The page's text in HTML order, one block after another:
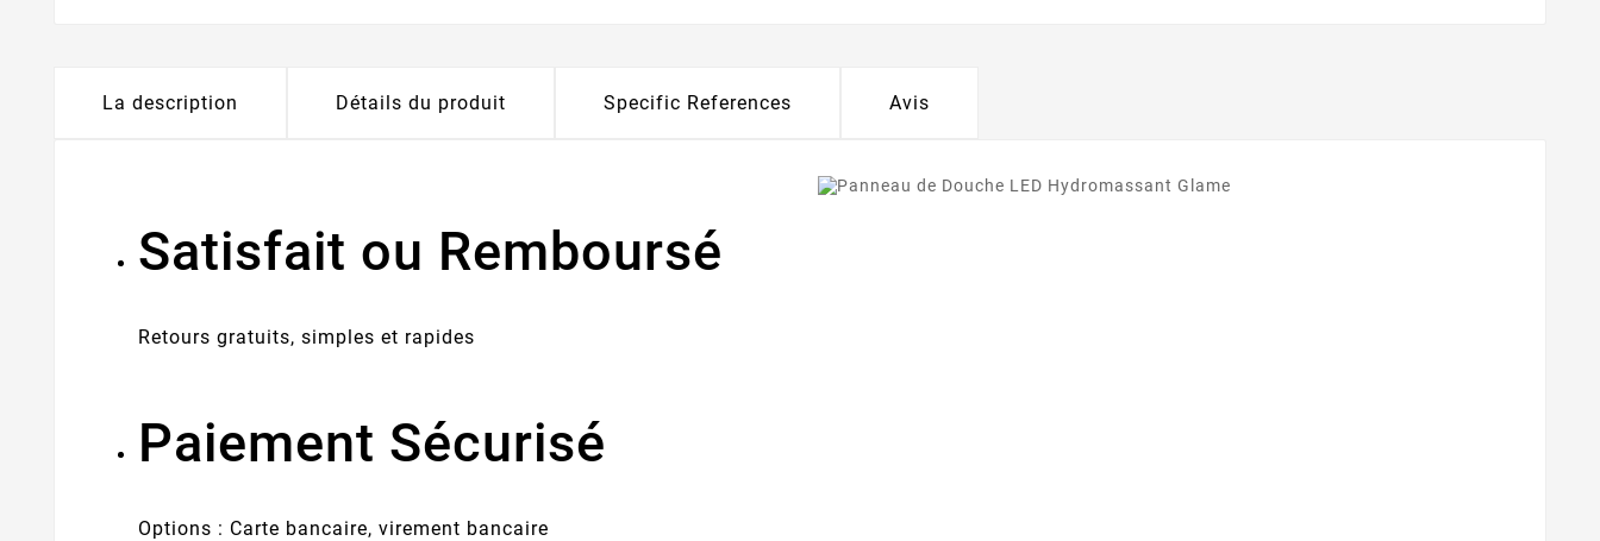
La description Détails du produit Specific References Avis
Satisfait ou Remboursé
Retours gratuits, simples et rapides
Paiement Sécurisé
Options : Carte bancaire, virement bancaire